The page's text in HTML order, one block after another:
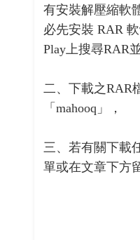
有安裝解壓縮軟
必先安裝 RAR
Play上搜尋RAR
二、下載之RAR
「mahooq」，
三、若有關下載
單或在文章下方